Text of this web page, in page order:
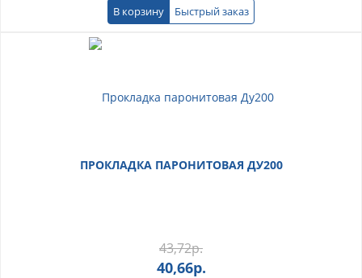
В корзину Быстрый заказ
ПРОКЛАДКА ПАРОНИТОВАЯ ДУ200
43,72р.
40,66р.